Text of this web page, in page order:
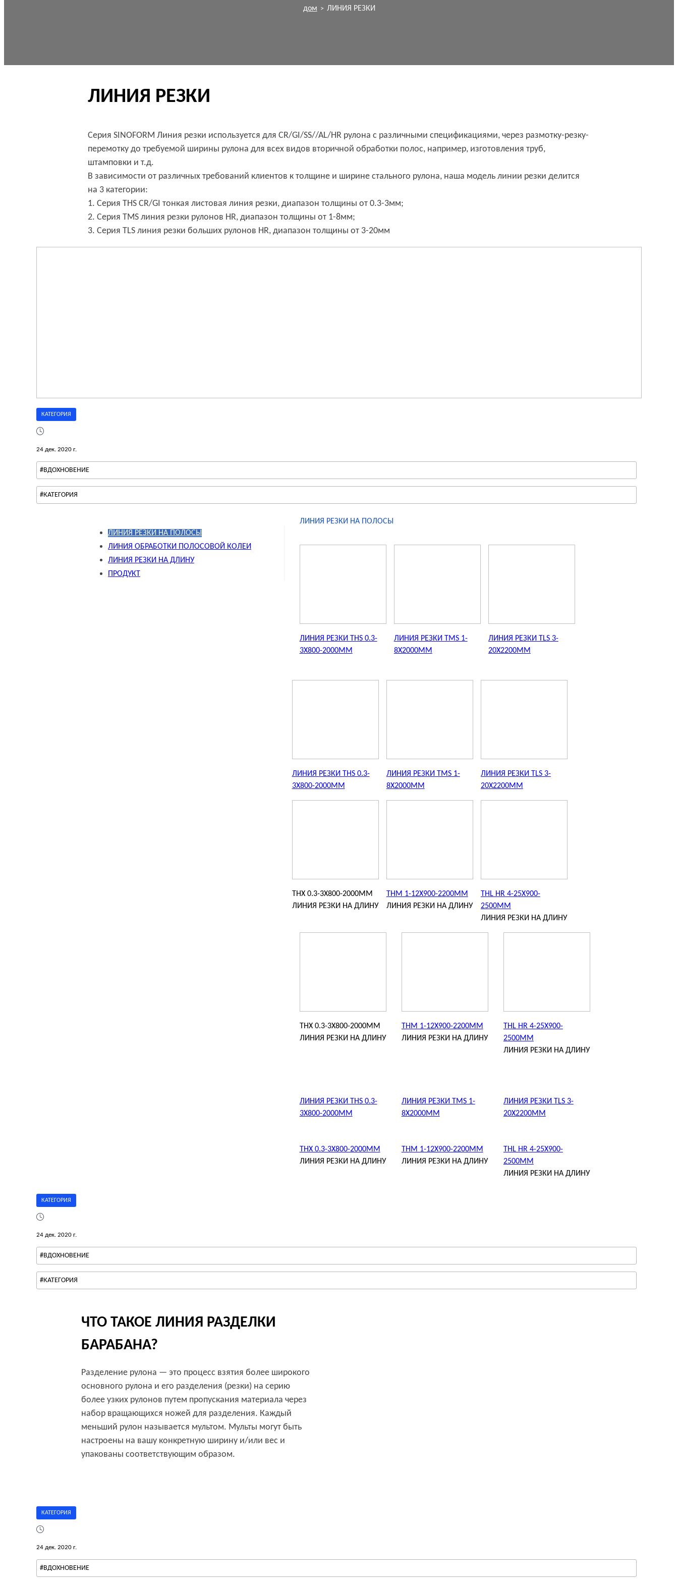
дом > ЛИНИЯ РЕЗКИ
ЛИНИЯ РЕЗКИ
Серия SINOFORM Линия резки используется для CR/GI/SS//AL/HR рулона с различными спецификациями, через размотку-резку-
перемотку до требуемой ширины рулона для всех видов вторичной обработки полос, например, изготовления труб,
штамповки и т.д.
В зависимости от различных требований клиентов к толщине и ширине стального рулона, наша модель линии резки делится
на 3 категории:
1. Серия THS CR/GI тонкая листовая линия резки, диапазон толщины от 0.3-3мм;
2. Серия TMS линия резки рулонов HR, диапазон толщины от 1-8мм;
3. Серия TLS линия резки больших рулонов HR, диапазон толщины от 3-20мм
КАТЕГОРИЯ
24 дек. 2020 г.
#ВДОХНОВЕНИЕ
#КАТЕГОРИЯ
ЛИНИЯ РЕЗКИ НА ПОЛОСЫ
ЛИНИЯ ОБРАБОТКИ ПОЛОСОВОЙ КОЛЕИ
ЛИНИЯ РЕЗКИ НА ДЛИНУ
ПРОДУКТ
ЛИНИЯ РЕЗКИ НА ПОЛОСЫ
ЛИНИЯ РЕЗКИ THS 0.3-
3X800-2000MM
ЛИНИЯ РЕЗКИ TMS 1-
8X2000MM
ЛИНИЯ РЕЗКИ TLS 3-
20X2200MM
ЛИНИЯ РЕЗКИ THS 0.3-
3X800-2000MM
ЛИНИЯ РЕЗКИ TMS 1-
8X2000MM
ЛИНИЯ РЕЗКИ TLS 3-
20X2200MM
THX 0.3-3X800-2000MM
ЛИНИЯ РЕЗКИ НА ДЛИНУ
THM 1-12X900-2200MM
ЛИНИЯ РЕЗКИ НА ДЛИНУ
THL HR 4-25X900-
2500MM
ЛИНИЯ РЕЗКИ НА ДЛИНУ
THX 0.3-3X800-2000MM
ЛИНИЯ РЕЗКИ НА ДЛИНУ
THM 1-12X900-2200MM
ЛИНИЯ РЕЗКИ НА ДЛИНУ
THL HR 4-25X900-
2500MM
ЛИНИЯ РЕЗКИ НА ДЛИНУ
ЛИНИЯ РЕЗКИ THS 0.3-
3X800-2000MM
ЛИНИЯ РЕЗКИ TMS 1-
8X2000MM
ЛИНИЯ РЕЗКИ TLS 3-
20X2200MM
THX 0.3-3X800-2000MM
ЛИНИЯ РЕЗКИ НА ДЛИНУ
THM 1-12X900-2200MM
ЛИНИЯ РЕЗКИ НА ДЛИНУ
THL HR 4-25X900-
2500MM
ЛИНИЯ РЕЗКИ НА ДЛИНУ
КАТЕГОРИЯ
24 дек. 2020 г.
#ВДОХНОВЕНИЕ
#КАТЕГОРИЯ
ЧТО ТАКОЕ ЛИНИЯ РАЗДЕЛКИ
БАРАБАНА?
Разделение рулона — это процесс взятия более широкого
основного рулона и его разделения (резки) на серию
более узких рулонов путем пропускания материала через
набор вращающихся ножей для разделения. Каждый
меньший рулон называется мультом. Мульты могут быть
настроены на вашу конкретную ширину и/или вес и
упакованы соответствующим образом.
КАТЕГОРИЯ
24 дек. 2020 г.
#ВДОХНОВЕНИЕ